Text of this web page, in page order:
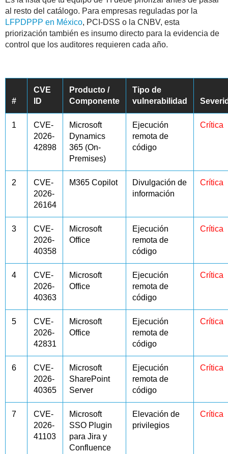
al resto del catálogo. Para empresas reguladas por la
LFPDPPP en México, PCI-DSS o la CNBV, esta
priorización también es insumo directo para la evidencia de
control que los auditores requieren cada año.
#
CVE
ID
Producto /
Componente
Tipo de
vulnerabilidad
1
CVE-
2026-
42898
Microsoft
Dynamics
365 (On-
Premises)
Ejecución
remota de
código
Crítica
2
CVE-
2026-
26164
M365 Copilot
Divulgación de
información
Crítica
3
CVE-
2026-
40358
Microsoft
Office
Ejecución
remota de
código
Crítica
4
CVE-
2026-
40363
Microsoft
Office
Ejecución
remota de
código
Crítica
5
CVE-
2026-
42831
Microsoft
Office
Ejecución
remota de
código
Crítica
6
CVE-
2026-
40365
Microsoft
SharePoint
Server
Ejecución
remota de
código
Crítica
7
CVE-
2026-
41103
Microsoft
SSO Plugin
para Jira y
Confluence
Elevación de
privilegios
Crítica